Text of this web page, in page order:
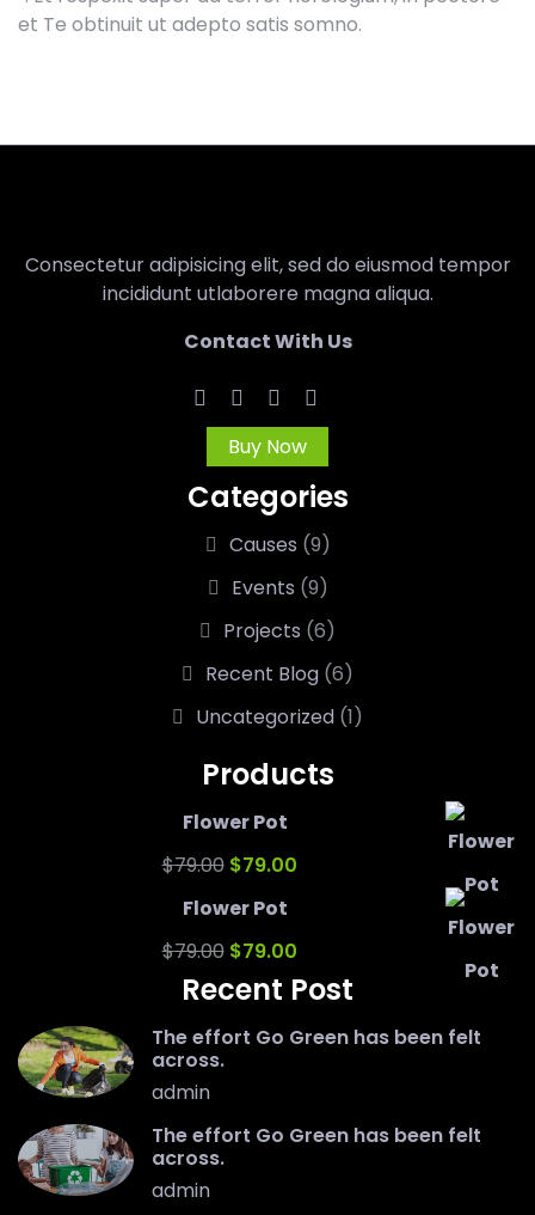
et Te obtinuit ut adepto satis somno.
Consectetur adipisicing elit, sed do eiusmod tempor
incididunt utlaborere magna aliqua.
Contact With Us
Buy Now
Categories
Causes (9)
Events (9)
Projects (6)
Recent Blog (6)
Uncategorized (1)
Products
Flower Pot
$79.00 Original
price
was:
$79.00.
$79.00Current
is:
$79.00.
Flower Pot
$79.00 Original
price
was:
$79.00Current
price
is:
Recent Post
The effort Go Green has been felt
across.
admin
The effort Go Green has been felt
across.
admin